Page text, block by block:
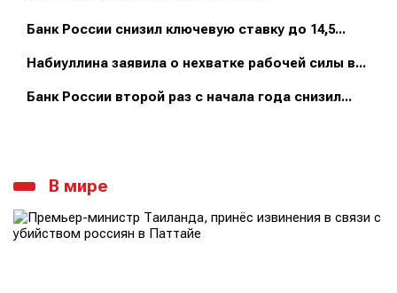
Банк России снизил ключевую ставку до 14,5...
Набиуллина заявила о нехватке рабочей силы в...
Банк России второй раз с начала года снизил...
В мире